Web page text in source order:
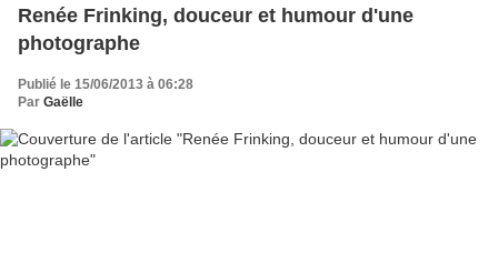
Renée Frinking, douceur et humour d'une
photographe
Publié le 15/06/2013 à 06:28
Par Gaëlle